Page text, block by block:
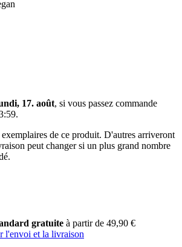
17. août, si vous passez commande
.
de ce produit. D'autres arriveront
peut changer si un plus grand nombre
gratuite à partir de 49,90 €
l'envoi et la livraison